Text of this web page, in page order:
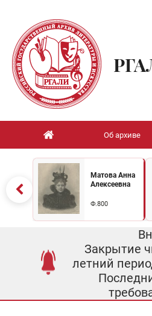
Об архиве
Матова Анна
Алексеевна
Ф.800
Закрытие
летний